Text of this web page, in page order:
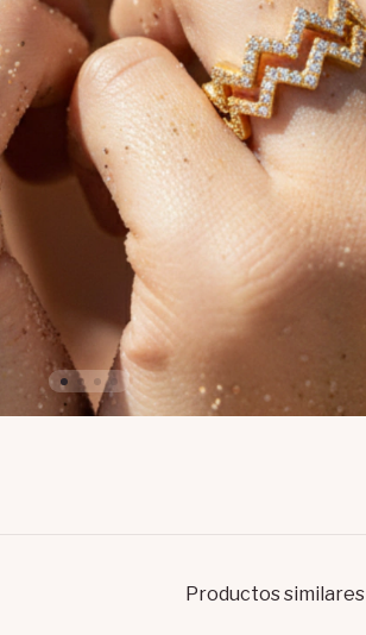
Productos similares